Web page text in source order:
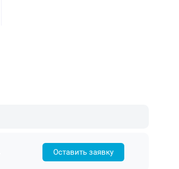
Оставить заявку